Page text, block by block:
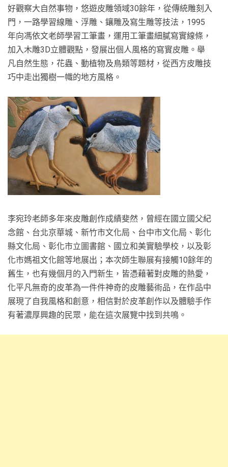
好觀察大自然事物，悠遊皮雕領域30餘年，從傳統雕刻入
門，一路學習線雕、浮雕、鑲雕及寫生雕等技法，1995
年向馮依文老師學習工筆畫，運用工筆畫細膩寫實線條，
加入木雕3D立體觀點，發展出個人風格的寫實皮雕。舉
凡自然生態，花蟲、動植物及鳥類等題材，從西方皮雕技
巧中走出獨樹一幟的地方風格。
李宛玲老師多年來皮雕創作成績斐然，曾經在國立國父紀
念館、台北京華城、新竹市文化局、台中市文化局、彰化
縣文化局、彰化市立圖書館、國立和美實驗學校，以及彰
化市媽祖文化館等地展出；本次師生聯展有接觸10餘年的
舊生，也有幾個月的入門新生，皆憑藉著對皮雕的熱愛，
化平凡無奇的皮革為一件件神奇的皮雕藝術品，在作品中
展現了自我風格和創意，相信對於皮革創作以及體驗手作
有著濃厚興趣的民眾，能在這次展覽中找到共鳴。